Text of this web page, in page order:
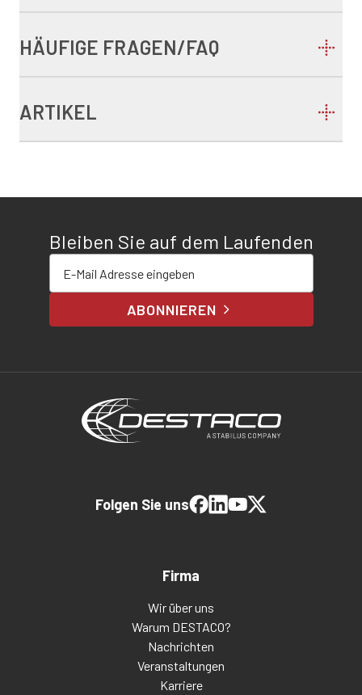
HÄUFIGE FRAGEN/FAQ
ARTIKEL
Bleiben Sie auf dem Laufenden
ABONNIEREN
Firma
Wir über uns
Warum DESTACO?
Nachrichten
Veranstaltungen
Karriere
Folgen Sie uns